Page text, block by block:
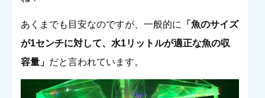
あくまでも目安なのですが、一般的に
「魚のサイズ
が1センチに対して、水1リットルが適正な魚の収
容量」 だと言われています。